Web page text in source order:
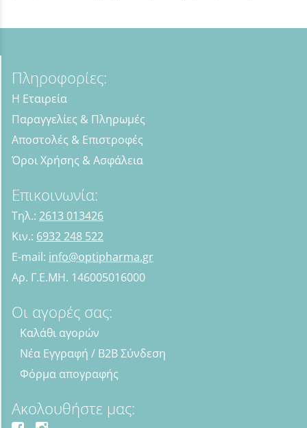
Πληροφορίες:
Η Εταιρεία
Παραγγελίες & Πληρωμές
Αποστολές & Επιστροφές
Όροι Χρήσης & Ασφάλεια
Επικοινωνία:
Τηλ.: 2613 013426
Κιν.: 6932 248 522
E-mail: info@optipharma.gr
Αρ. Γ.Ε.ΜΗ. 146005016000
Οι αγορές σας:
Καλάθι αγορών
Νέα Εγγραφή / B2B Σύνδεση
Φόρμα απογραφής
Ακολουθήστε μας: